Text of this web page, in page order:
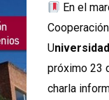
En el
U
próximo 23
charla